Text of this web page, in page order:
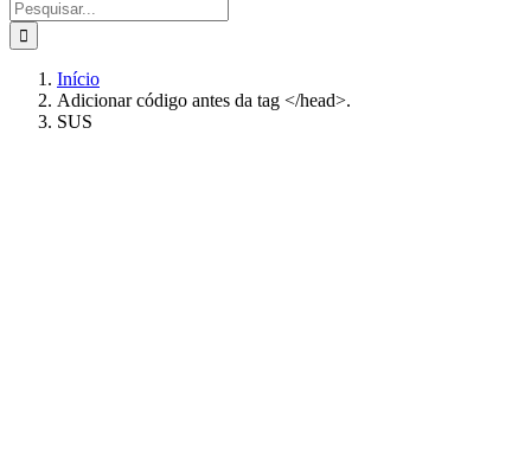
Buscar
resultados
para:
Início
Adicionar código antes da tag </head>.
SUS